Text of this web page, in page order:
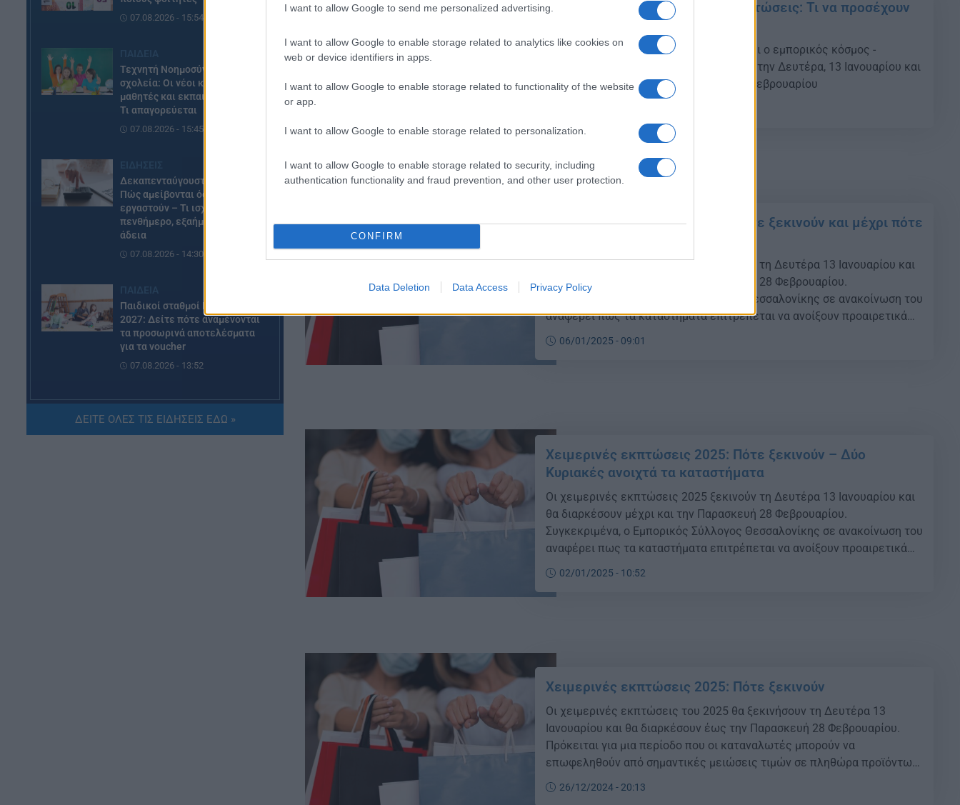
I want to allow Google to send me personalized advertising.
I want to allow Google to enable storage related to analytics like cookies on
web or device identifiers in apps.
I want to allow Google to enable storage related to functionality of the website
or app.
I want to allow Google to enable storage related to personalization.
I want to allow Google to enable storage related to security, including
authentication functionality and fraud prevention, and other user protection.
CONFIRM
Data Deletion Data Access Privacy Policy
07.08.2026 - 15:54
Τεχνητή Νοημοσύνη στα
σχολεία: Οι νέοι κανόνες για
μαθητές και εκπαιδευτικούς –
Τι απαγορεύεται
07.08.2026 - 15:45
Δεκαπενταύγουστος 2026:
Πώς αμείβονται όσοι
εργαστούν – Τι ισχύει για
πενθήμερο, εξαήμερο και
άδεια
07.08.2026 - 14:30
Παιδικοί σταθμοί ΕΣΠΑ 2026 –
2027: Δείτε πότε αναμένονται
τα προσωρινά αποτελέσματα
για τα voucher
07.08.2026 - 13:52
ΕΙΔΗΣΕΙΣ
Ιός Δυτικού Νείλου: Στο
ΔΕΙΤΕ ΟΛΕΣ ΤΙΣ ΕΙΔΗΣΕΙΣ ΕΔΩ »
Πρεμιέρα για τις χειμερινές εκπτώσεις: Τι να προσέχουν
οι καταναλωτές;
Τζίρο άνω 6 δισ. ευρώ στο δίμηνο βλέπει ο εμπορικός κόσμος -
Πρεμιέρα για τις χειμερινές εκπτώσεις την Δευτέρα, 13 Ιανουαρίου και
θα διαρκέσουν έως την Παρασκευή 28 Φεβρουαρίου
Χειμερινές εκπτώσεις 2025: Πότε ξεκινούν και μέχρι πότε
Οι χειμερινές εκπτώσεις 2025 ξεκινούν τη Δευτέρα 13 Ιανουαρίου και
θα διαρκέσουν μέχρι και την Παρασκευή 28 Φεβρουαρίου.
Συγκεκριμένα, ο Εμπορικός Σύλλογος Θεσσαλονίκης σε ανακοίνωση του
αναφέρει πως τα καταστήματα επιτρέπεται να ανοίξουν προαιρετικά
τις δύο πρώτες Κυριακές των τακτικών χειμερινών εκπτώσεων, στις
19 και 26 Ιανουαρίου 2025, με προτεινόμενο ωράριο λειτουργίας τις
δύο αυτές […]
06/01/2025 - 09:01
Χειμερινές εκπτώσεις 2025: Πότε ξεκινούν – Δύο
Κυριακές ανοιχτά τα καταστήματα
Οι χειμερινές εκπτώσεις 2025 ξεκινούν τη Δευτέρα 13 Ιανουαρίου και
θα διαρκέσουν μέχρι και την Παρασκευή 28 Φεβρουαρίου.
Συγκεκριμένα, ο Εμπορικός Σύλλογος Θεσσαλονίκης σε ανακοίνωση του
αναφέρει πως τα καταστήματα επιτρέπεται να ανοίξουν προαιρετικά
τις δύο πρώτες Κυριακές των τακτικών χειμερινών εκπτώσεων, στις
19 και 26 Ιανουαρίου 2025, με προτεινόμενο ωράριο λειτουργίας τις
δύο αυτές […]
02/01/2025 - 10:52
Χειμερινές εκπτώσεις 2025: Πότε ξεκινούν
Οι χειμερινές εκπτώσεις του 2025 θα ξεκινήσουν τη Δευτέρα 13
Ιανουαρίου και θα διαρκέσουν έως την Παρασκευή 28 Φεβρουαρίου.
Πρόκειται για μια περίοδο που οι καταναλωτές μπορούν να
επωφεληθούν από σημαντικές μειώσεις τιμών σε πληθώρα προϊόντων,
ιδανική για αγορές σε ρούχα, παπούτσια και αξεσουάρ μόδας. Μεγάλες
αλλαγές στα σούπερ μάρκετ Κατά τη διάρκεια των εκπτώσεων, […]
26/12/2024 - 20:13